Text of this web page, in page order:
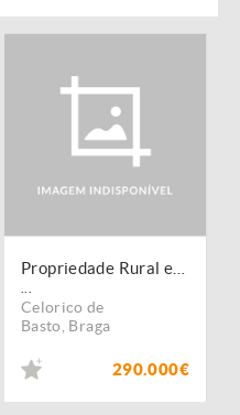
Celorico de
Basto Braga
290.000€